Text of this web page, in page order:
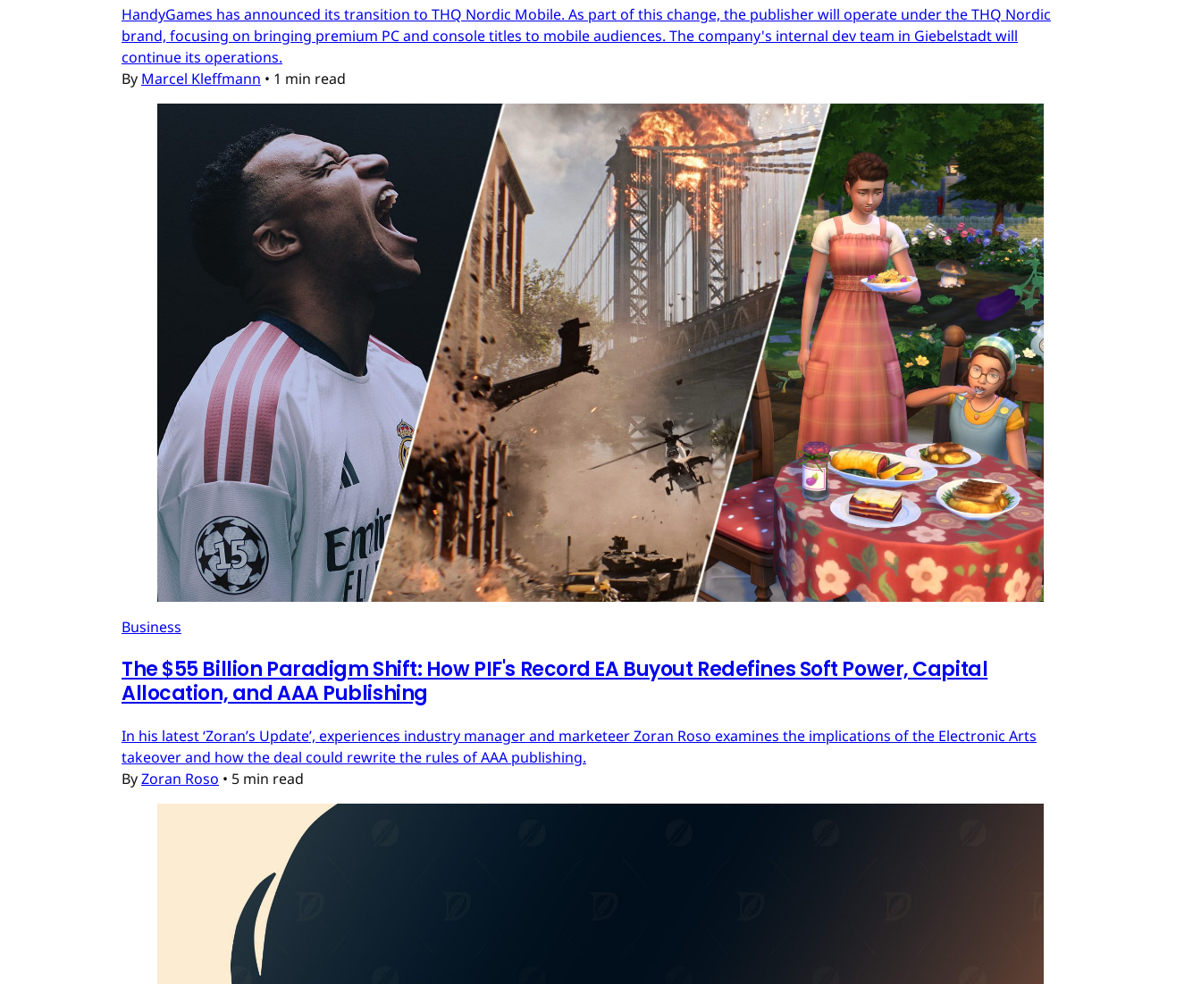
HandyGames has announced its transition to THQ Nordic Mobile. As part of this change, the publisher will operate under the THQ Nordic
brand, focusing on bringing premium PC and console titles to mobile audiences. The company's internal dev team in Giebelstadt will
continue its operations.
By Marcel Kleffmann • 1 min read
Business
The $55 Billion Paradigm Shift: How PIF's Record EA Buyout Redefines Soft Power, Capital
Allocation, and AAA Publishing
In his latest ‘Zoran’s Update’, experiences industry manager and marketeer Zoran Roso examines the implications of the Electronic Arts
takeover and how the deal could rewrite the rules of AAA publishing.
ByZoran Roso • 5 min read